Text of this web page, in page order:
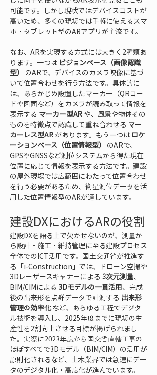
可能です。しかし現状ではデバイスコストが
高いため、多くの現場では手軽に使えるスマ
ホ・タブレット型のARアプリが主流です。
なお、ARを実現する方式には大きく2種類あ
ります。一つは ビジョンベース（画像認識
型）
のARで、デバイスのカメラ映像に基づ
いて位置合わせを行う方法です。具体的に
は、あらかじめ設置したマーカー（QRコー
ドや図面など）をカメラが読み取って情報を
表示する マーカー型AR や、風景や物体その
ものを特徴点で認識して重ね合わせる マー
カーレス型AR があります。もう一つは ロケ
ーションベース（位置情報型）
のARで、
GPSやGNSSなど測位システムから得た現在
位置に応じて情報を表示する方法です。建設
の屋外現場では広範囲にわたって位置合わせ
を行う必要があるため、衛星測位データを活
用した位置情報型のARが適しています。
建設DXにおけるARの役割
建設DXを語る上で欠かせないのが、測量か
ら設計・施工・維持管理に至る建設プロセス
全体でのICT活用です。国土交通省が推進す
る「i-Construction」では、ドローン空撮や
3Dレーザースキャナーによる 3次元測量、
BIM/CIMによる 3Dモデルの一貫活用、完成
後の出来形を点群データで計測する 出来形
管理の効率化 など、あらゆる工程でデジタ
ル技術を導入し、2025年度までに現場の生
産性を2割向上させる目標が掲げられまし
た。実際に2023年度から国交省直轄工事の
ほぼすべてで3Dモデル（BIM/CIM）の活用が
原則化されるなど、土木業界では急速にデー
タのデジタル化・高度化が進んでいます。